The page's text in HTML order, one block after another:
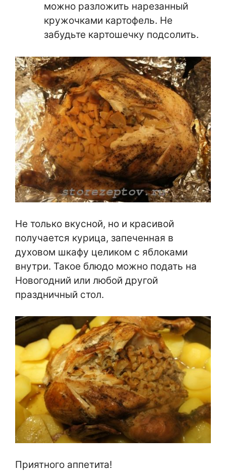
можно разложить нарезанный
кружочками картофель. Не
забудьте картошечку подсолить.
Не только вкусной, но и красивой
получается курица, запеченная в
духовом шкафу целиком с яблоками
внутри. Такое блюдо можно подать на
Новогодний или любой другой
праздничный стол.
Приятного аппетита!